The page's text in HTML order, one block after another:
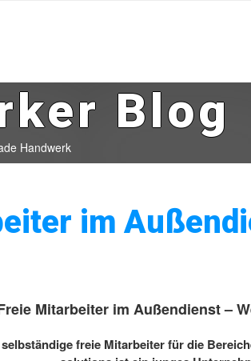
Blog
Handwerk
im
Mitarbeiter im Außendienst –
freie Mitarbeiter für die